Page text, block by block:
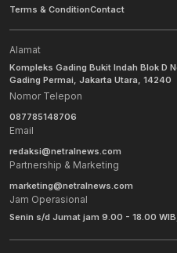
Terms & ConditionContact
Alamat
Kompleks Gading Bukit Indah Blok D
Gading Permai, Jakarta Utara, 14240
Nomor Telepon
087785148706
Email
redaksi@netralnews.com
Partnership & Marketing
marketing@netralnews.com
Jam Operasional
Senin s/d Jumat jam 9.00 - 18.00